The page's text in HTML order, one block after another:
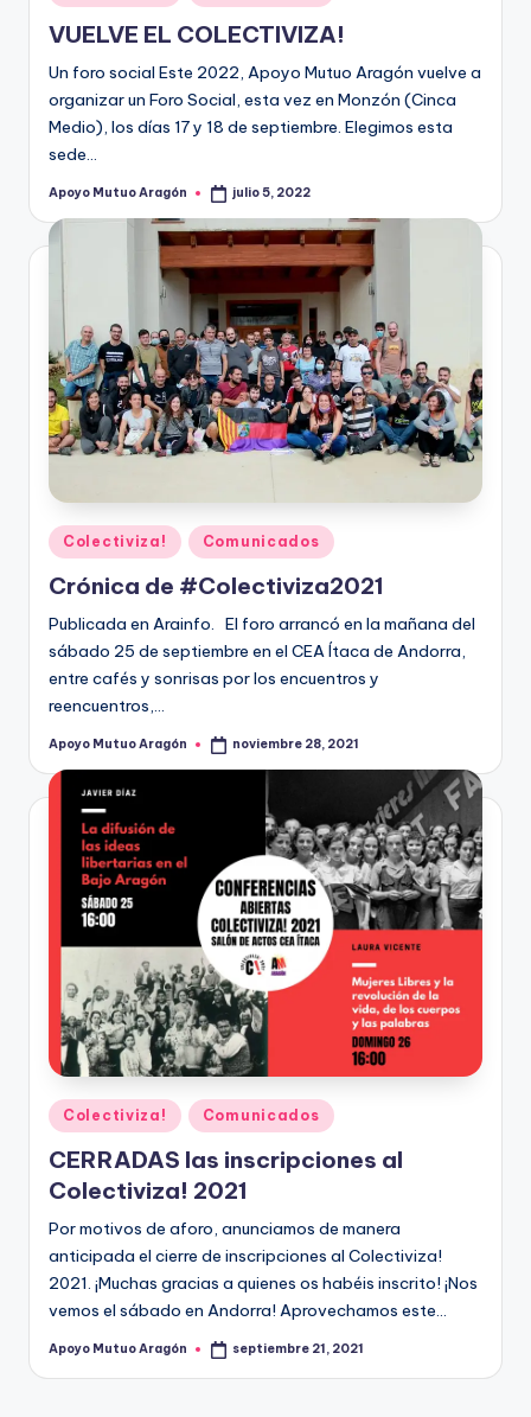
en
VUELVE EL COLECTIVIZA!
Un foro social Este 2022, Apoyo Mutuo Aragón vuelve a
organizar un Foro Social, esta vez en Monzón (Cinca
Medio), los días 17 y 18 de septiembre. Elegimos esta
sede…
Publicado
Apoyo Mutuo Aragón julio 5, 2022
Publicado
en
Colectiviza! Comunicados
Crónica de #Colectiviza2021
Publicada en Arainfo. El foro arrancó en la mañana del
sábado 25 de septiembre en el CEA Ítaca de Andorra,
entre cafés y sonrisas por los encuentros y
reencuentros,…
Publicado
Apoyo Mutuo Aragón noviembre 28, 2021
Publicado
en
Colectiviza! Comunicados
CERRADAS las inscripciones al
Colectiviza! 2021
Por motivos de aforo, anunciamos de manera
anticipada el cierre de inscripciones al Colectiviza!
2021. ¡Muchas gracias a quienes os habéis inscrito! ¡Nos
vemos el sábado en Andorra! Aprovechamos este…
Publicado
Apoyo Mutuo Aragón septiembre 21, 2021